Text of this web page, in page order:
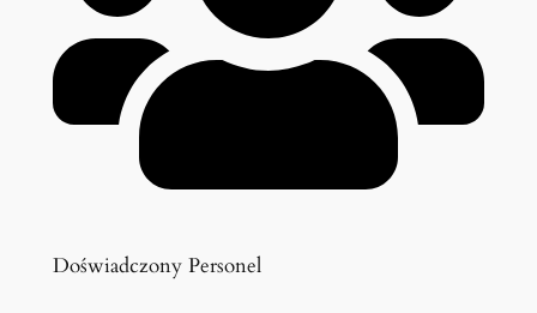
Doświadczony Personel